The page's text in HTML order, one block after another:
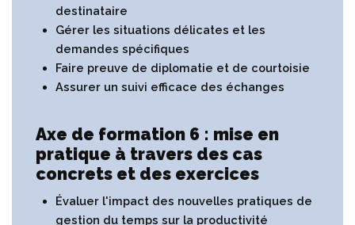
destinataire
Gérer les situations délicates et les
demandes spécifiques
Faire preuve de diplomatie et de courtoisie
Assurer un suivi efficace des échanges
Axe de formation 6 : mise en
pratique à travers des cas
concrets et des exercices
Évaluer l'impact des nouvelles pratiques de
gestion du temps sur la productivité